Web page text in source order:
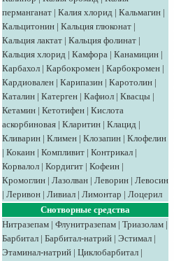
перманганат | Калия хлорид | Кальмагин |
Кальцитонин | Кальция глюконат |
Кальция лактат | Кальция фолинат |
Кальция хлорид | Камфора | Канамицин |
Карбахол | Карбокромен | Карбокромен |
Кардиовален | Карипазин | Каротолин |
Каталин | Катерген | Кафиол | Квасцы |
Кетамин | Кетотифен | Кислота
аскорбиновая | Кларитин | Клацид |
Кливарин | Климен | Клозапин | Клофелин
| Кокаин | Компливит | Контрикал |
Корвалол | Кордигит | Кофеин |
Кромоглин | Лазолван | Леворин | Левосин
| Леривон | Ливиал | Лимонтар | Лоцерил
Снотворные средства
Нитразепам | Флунитразепам | Триазолам |
Барбитал | Барбитал-натрий | Эстимал |
Этаминал-натрий | Циклобарбитал |